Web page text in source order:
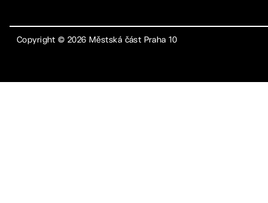
Copyright ©2026 Městská část Praha 10